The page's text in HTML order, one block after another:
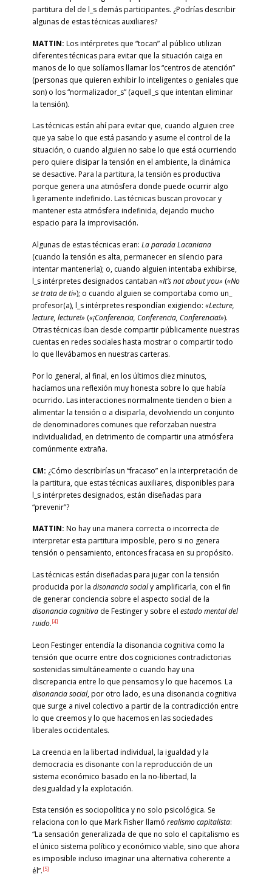
partitura del de l_s demás participantes. ¿Podrías describir
algunas de estas técnicas auxiliares?
MATTIN: Los intérpretes que “tocan” al público utilizan
diferentes técnicas para evitar que la situación caiga en
manos de lo que solíamos llamar los “centros de atención”
(personas que quieren exhibir lo inteligentes o geniales que
son) o los “normalizador_s” (aquell_s que intentan eliminar
la tensión).
Las técnicas están ahí para evitar que, cuando alguien cree
que ya sabe lo que está pasando y asume el control de la
situación, o cuando alguien no sabe lo que está ocurriendo
pero quiere disipar la tensión en el ambiente, la dinámica
se desactive. Para la partitura, la tensión es productiva
porque genera una atmósfera donde puede ocurrir algo
ligeramente indefinido. Las técnicas buscan provocar y
mantener esta atmósfera indefinida, dejando mucho
espacio para la improvisación.
Algunas de estas técnicas eran: La parada Lacaniana
(cuando la tensión es alta, permanecer en silencio para
intentar mantenerla); o, cuando alguien intentaba exhibirse,
l_s intérpretes designados cantaban «It’s not about you» («No
se trata de ti»); o cuando alguien se comportaba como un_
profesor(a), l_s intérpretes respondían exigiendo: «Lecture,
lecture, lecture!» («¡Conferencia, Conferencia, Conferencia!»).
Otras técnicas iban desde compartir públicamente nuestras
cuentas en redes sociales hasta mostrar o compartir todo
lo que llevábamos en nuestras carteras.
Por lo general, al final, en los últimos diez minutos,
hacíamos una reflexión muy honesta sobre lo que había
ocurrido. Las interacciones normalmente tienden o bien a
alimentar la tensión o a disiparla, devolviendo un conjunto
de denominadores comunes que reforzaban nuestra
individualidad, en detrimento de compartir una atmósfera
comúnmente extraña.
CM: ¿Cómo describirías un “fracaso” en la interpretación de
la partitura, que estas técnicas auxiliares, disponibles para
l_s intérpretes designados, están diseñadas para
“prevenir”?
MATTIN: No hay una manera correcta o incorrecta de
interpretar esta partitura imposible, pero si no genera
tensión o pensamiento, entonces fracasa en su propósito.
Las técnicas están diseñadas para jugar con la tensión
producida por la disonancia socialy amplificarla, con el fin
de generar conciencia sobre el aspecto social de la
disonancia cognitivade Festinger y sobre el estado mental del
ruido.[4]
Leon Festinger entendía la disonancia cognitiva como la
tensión que ocurre entre dos cogniciones contradictorias
sostenidas simultáneamente o cuando hay una
discrepancia entre lo que pensamos y lo que hacemos. La
disonancia social, por otro lado, es una disonancia cognitiva
que surge a nivel colectivo a partir de la contradicción entre
lo que creemos y lo que hacemos en las sociedades
liberales occidentales.
La creencia en la libertad individual, la igualdad y la
democracia es disonante con la reproducción de un
sistema económico basado en la no-libertad, la
desigualdad y la explotación.
Esta tensión es sociopolítica y no solo psicológica. Se
relaciona con lo que Mark Fisher llamó realismo capitalista:
“La sensación generalizada de que no solo el capitalismo es
el único sistema político y económico viable, sino que ahora
es imposible incluso imaginar una alternativa coherente a
él”.[5]